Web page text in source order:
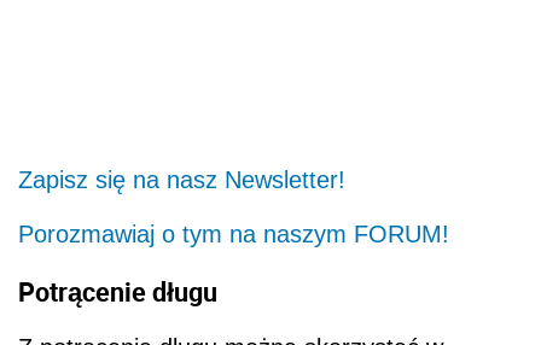
Zapisz się na nasz Newsletter!
Porozmawiaj o tym na naszym FORUM!
Potrącenie długu